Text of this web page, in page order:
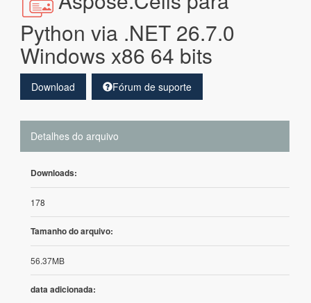
Python via .NET 26.7.0
Windows x86 64 bits
Download Fórum de suporte
Detalhes do arquivo
Downloads:
178
Tamanho do arquivo:
56.37MB
data adicionada: